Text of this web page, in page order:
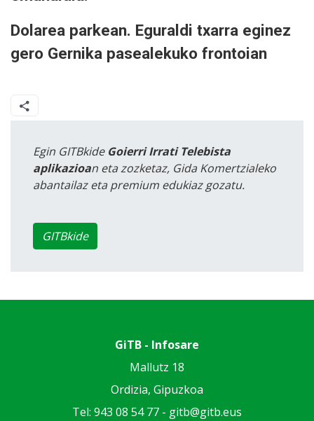
Dolarea parkean. Eguraldi txarra eginez
gero Gernika pasealekuko frontoian
Egin GITBkide Goierri Irrati Telebista
aplikazioan eta zozketaz, Gida Komertzialeko
abantailaz eta premium edukiaz gozatu.
GITBkide
GiTB - Infosare
Mallutz 18
Ordizia, Gipuzkoa
Tel: 943 08 54 77 - gitb@gitb.eus